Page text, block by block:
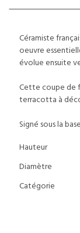
Céramiste
oeuvre
évolue ensuite
Cette coupe de
terracotta à
Signé sous la
Hauteur
Diamètre
Catégorie